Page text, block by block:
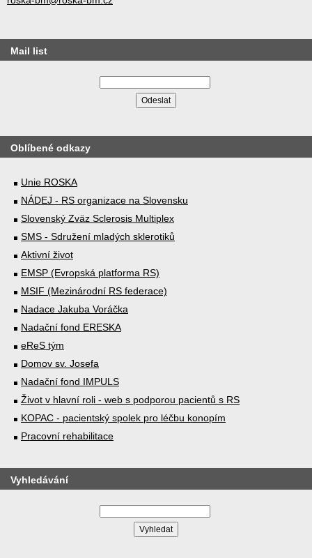
Mail list
Oblíbené odkazy
Unie ROSKA
NÁDEJ - RS organizace na Slovensku
Slovenský Zväz Sclerosis Multiplex
SMS - Sdružení mladých sklerotiků
Aktivní život
EMSP (Evropská platforma RS)
MSIF (Mezinárodní RS federace)
Nadace Jakuba Voráčka
Nadační fond ERESKA
eReS tým
Domov sv. Josefa
Nadační fond IMPULS
Život v hlavní roli - web s podporou pacientů s RS
KOPAC - pacientský spolek pro léčbu konopím
Pracovní rehabilitace
Vyhledávání